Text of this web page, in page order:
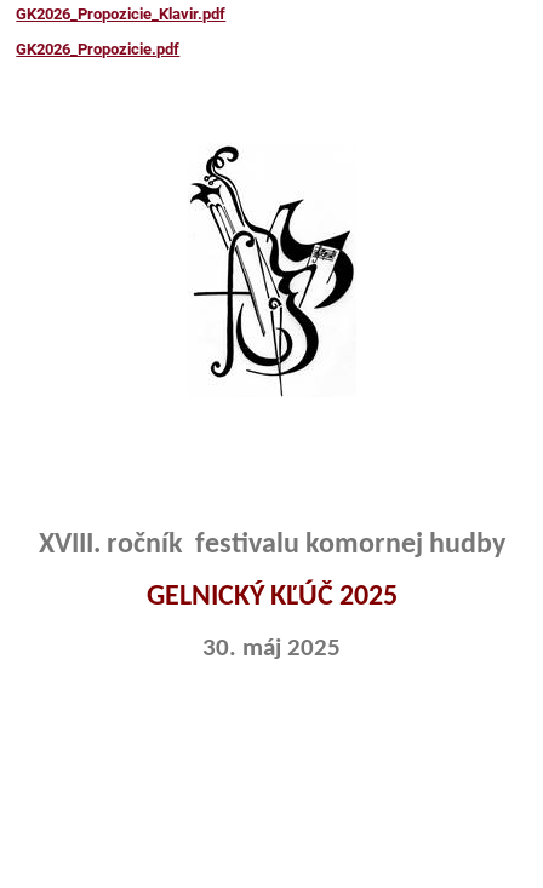
GK2026_Propozicie_Klavir.pdf
GK2026_Propozicie.pdf
XVIII. ročník festivalu komornej hudby
GELNICKÝ KĽÚČ 2025
30. máj 2025